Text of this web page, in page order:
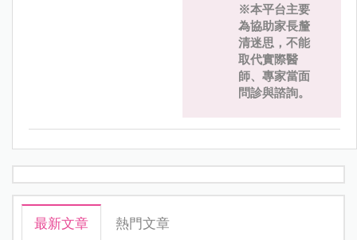
※本平台主要
為協助家長釐
清迷思，不能
取代實際醫
師、專家當面
問診與諮詢。
最新文章 熱門文章